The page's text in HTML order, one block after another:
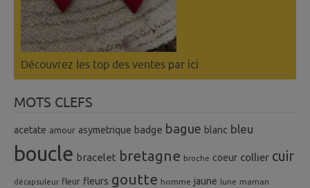
Découvrez les top des ventes par ici
MOTS CLEFS
acetate amour asymetrique badge bague blanc bleu
boucle bracelet bretagne broche coeur collier cuir
décapsuleur fleur fleurs goutte homme jaune lune maman